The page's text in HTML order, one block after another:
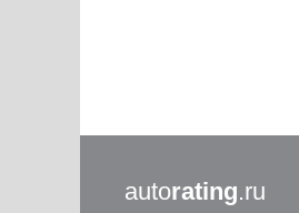
autorating.ru